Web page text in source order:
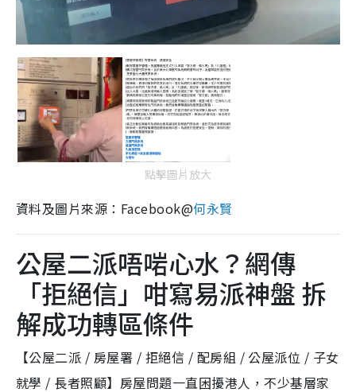
點擊圖片放大
資料及圖片來源：Facebook@何永賢
公屋二派唔啱心水？網傳
「拒絕信」咁寫易派神盤 拆
解成功轉區條件
【公屋二派 / 房屋署 / 拒絕信 / 配房組 / 公屋派位 / 子女
就學 / 長者照顧】房屋問題一直困擾港人，不少基層家